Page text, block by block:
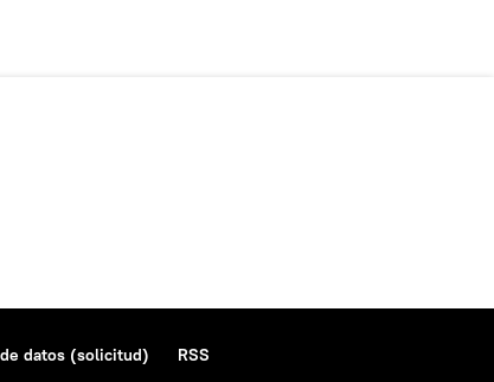
datos (solicitud)
RSS